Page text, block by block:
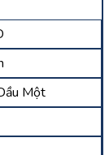
Một